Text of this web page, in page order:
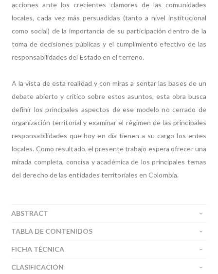
acciones ante los crecientes clamores de las comunidades
locales, cada vez más persuadidas (tanto a nivel institucional
como social) de la importancia de su participación dentro de la
toma de decisiones públicas y el cumplimiento efectivo de las
responsabilidades del Estado en el terreno.
A la vista de esta realidad y con miras a sentar las bases de un
debate abierto y crítico sobre estos asuntos, esta obra busca
definir los principales aspectos de ese modelo no cerrado de
organización territorial y examinar el régimen de las principales
responsabilidades que hoy en día tienen a su cargo los entes
locales. Como resultado, el presente trabajo espera ofrecer una
mirada completa, concisa y académica de los principales temas
del derecho de las entidades territoriales en Colombia.
ABSTRACT
TABLA DE CONTENIDOS
FICHA TÉCNICA
CLASIFICACIÓN